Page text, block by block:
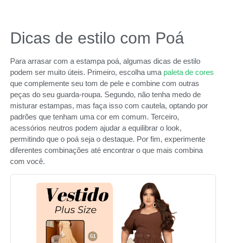
Dicas de estilo com Poá
Para arrasar com a estampa poá, algumas dicas de estilo
podem ser muito úteis. Primeiro, escolha uma paleta de cores
que complemente seu tom de pele e combine com outras
peças do seu guarda-roupa. Segundo, não tenha medo de
misturar estampas, mas faça isso com cautela, optando por
padrões que tenham uma cor em comum. Terceiro,
acessórios neutros podem ajudar a equilibrar o look,
permitindo que o poá seja o destaque. Por fim, experimente
diferentes combinações até encontrar o que mais combina
com você.